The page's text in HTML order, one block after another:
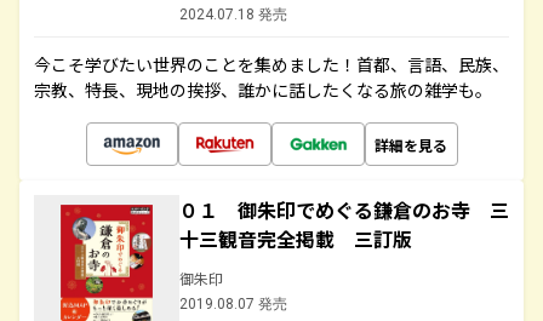
2024.07.18 発売
今こそ学びたい世界のことを集めました！首都、言語、民族、
宗教、特長、現地の挨拶、誰かに話したくなる旅の雑学も。
詳細を見る
０１ 御朱印でめぐる鎌倉のお寺 三
十三観音完全掲載 三訂版
御朱印
2019.08.07 発売